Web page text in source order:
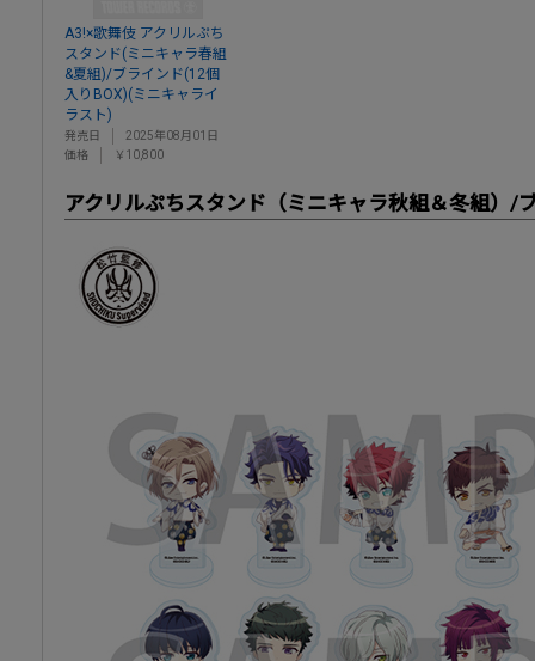
A3!×歌舞伎 アクリルぷち
スタンド(ミニキャラ春組
&夏組)/ブラインド(12個
入りBOX)(ミニキャライ
ラスト)
発売日
2025年08月01日
価格
￥10,800
アクリルぷちスタンド（ミニキャラ秋組＆冬組）/